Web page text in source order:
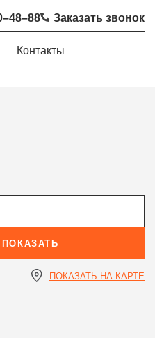
Заказать звонок
Контакты
ПОКАЗАТЬ
ПОКАЗАТЬ НА КАРТЕ